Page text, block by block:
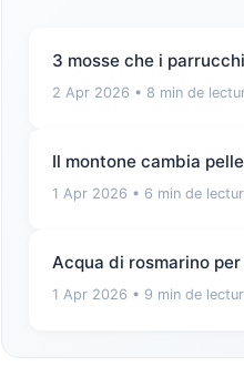
3 mosse che i
2 Apr 2026 • 8 min de
Il montone cambia
1 Apr 2026 • 6 min de
Acqua di rosmarino
1 Apr 2026 • 9 min de